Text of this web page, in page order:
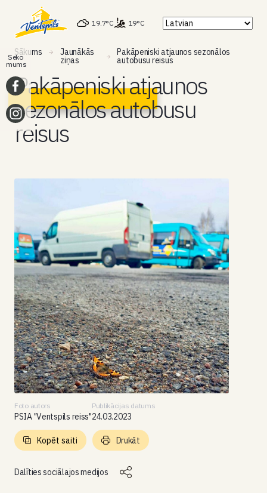
19.7°C 19°C
Sākums Jaunākās
ziņas
Pakāpeniski atjaunos sezonālos
autobusu reisus
Pakāpeniski atjaunos
sezonālos autobusu
reisus
Foto autors
PSIA "Ventspils reiss"
Publikācijas datums
24.03.2023
Dalīties sociālajos medijos
Kopēt saiti Drukāt
Seko
mums